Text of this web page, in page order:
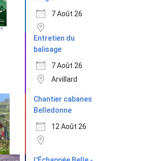
7 Août 26
Entretien du
balisage
7 Août 26
Arvillard
Chantier cabanes
Belledonne
12 Août 26